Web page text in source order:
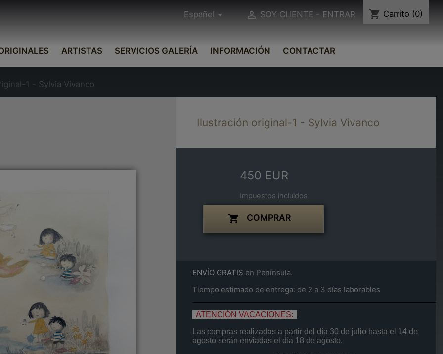
Español  SOY CLIENTE - ENTRAR shopping_cart Carrito (0)
ARTISTAS SERVICIOS GALERÍA INFORMACIÓN CONTACTAR
1 - Sylvia Vivanco
Ilustración original-1 - Sylvia Vivanco
450 EUR
Impuestos incluidos
 COMPRAR
ENVÍO GRATIS en Península.
Tiempo estimado de entrega: de 2 a 3 días laborables
ATENCIÓN VACACIONES:
Las compras realizadas a partir del día 30 de julio hasta el 14de
agosto serán enviadas el día 18 de agosto.